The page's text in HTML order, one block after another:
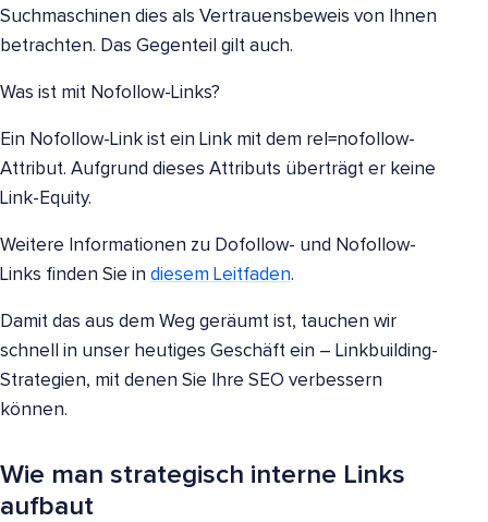
Suchmaschinen dies als Vertrauensbeweis von Ihnen
betrachten. Das Gegenteil gilt auch.
Was ist mit Nofollow-Links?
Ein Nofollow-Link ist ein Link mit dem rel=nofollow-
Attribut. Aufgrund dieses Attributs überträgt er keine
Link-Equity.
Weitere Informationen zu Dofollow- und Nofollow-
Links finden Sie in diesem Leitfaden.
Damit das aus dem Weg geräumt ist, tauchen wir
schnell in unser heutiges Geschäft ein – Linkbuilding-
Strategien, mit denen Sie Ihre SEO verbessern
können.
Wie man strategisch interne Links
aufbaut